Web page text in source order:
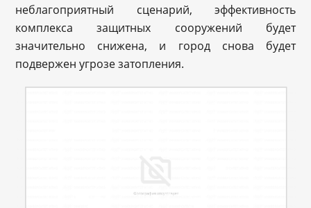
неблагоприятный сценарий, эффективность
комплекса защитных сооружений будет
значительно снижена, и город снова будет
подвержен угрозе затопления.